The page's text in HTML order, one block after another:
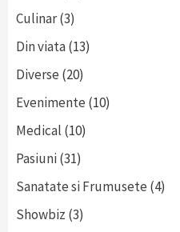
Culinar(3)
Din viata(13)
Diverse (20)
Evenimente (10)
Medical (10)
Pasiuni(31)
Sanatate si Frumusete (4)
Showbiz (3)